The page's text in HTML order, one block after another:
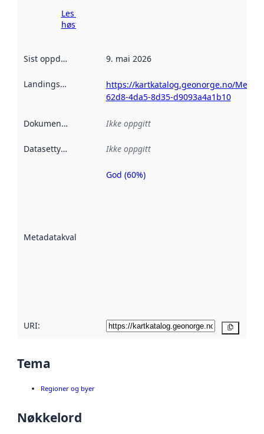
Les mer om
høsting her
Sist oppdatert 9. mai 2026
Landingsside
https://kartkatalog.geonorge.no/
62d8-4da5-8d35-d9093a4a1b10
Dokumentasjon Ikke oppgitt
Datasettype Ikke oppgitt
Metadatakvalitet
Metadatakvalitet
God (60%)
URI:
Tema
Regioner og byer
Nøkkelord